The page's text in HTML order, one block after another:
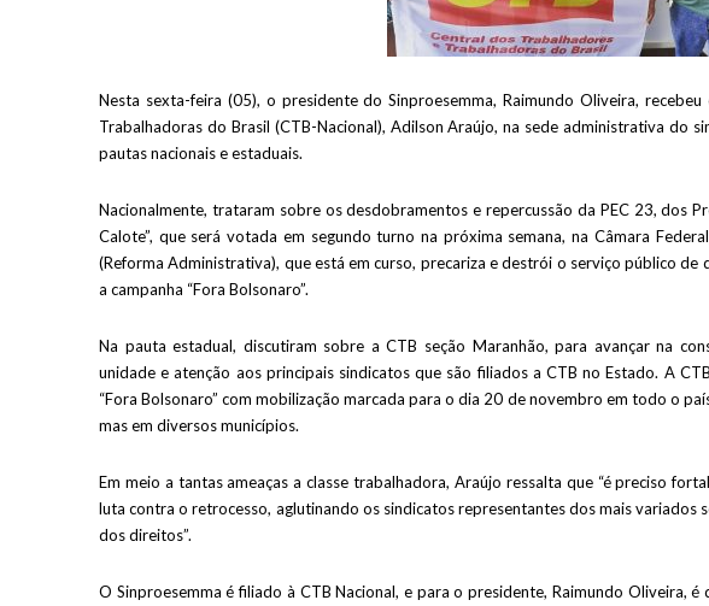
Nesta sexta-feira (05), o presidente do Sinproesemma, Raimundo Oliveira,
Trabalhadoras do Brasil (CTB-Nacional), Adilson Araújo, na sede administrativa do
pautas nacionais e estaduais.
Nacionalmente, trataram sobre os desdobramentos e repercussão da PEC 23, dos
Calote”, que será votada em segundo turno na próxima semana, na Câmara
(Reforma Administrativa), que está em curso, precariza e destrói o serviço público
a campanha “Fora Bolsonaro”.
Na pauta estadual, discutiram sobre a CTB seção Maranhão, para avançar na
unidade e atenção aos principais sindicatos que são filiados a CTB no Estado. A
“Fora Bolsonaro” com mobilização marcada para o dia 20 de novembro em todo o
mas em diversos municípios.
Em meio a tantas ameaças a classe trabalhadora, Araújo ressalta que “é preciso
luta contra o retrocesso, aglutinando os sindicatos representantes dos mais variados
dos direitos”.
O Sinproesemma é filiado à CTB Nacional, e para o presidente, Raimundo Oliveira,